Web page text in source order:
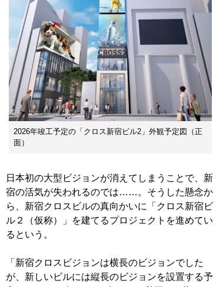
2026年竣工予定の「クロス新宿ビル2」外観予定図（正
面）
日本初の大型ビジョンが消えてしまうことで、新
宿の活気が失われるのでは……。そうした懸念か
ら、新宿クロスビルの真向かいに「クロス新宿ビ
ル２（仮称）」を建てるプロジェクトを進めてい
るという。
「新宿クロスビジョンは横長のビジョンでした
が、新しいビルには縦長のビジョンを設置する予